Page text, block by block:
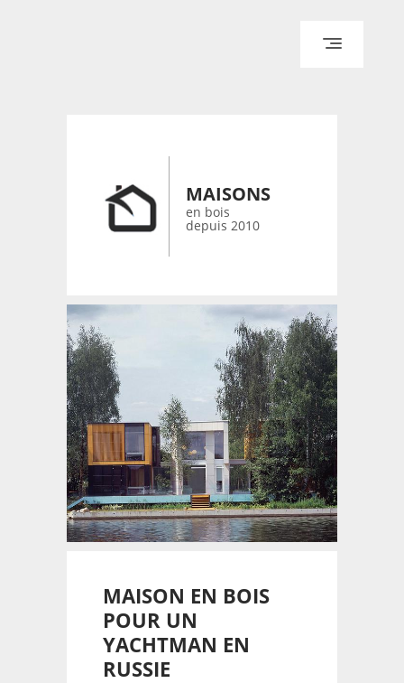
CONTACT
MAISONS
en bois
depuis 2010
MAISON EN BOIS
POUR UN
YACHTMAN EN
RUSSIE